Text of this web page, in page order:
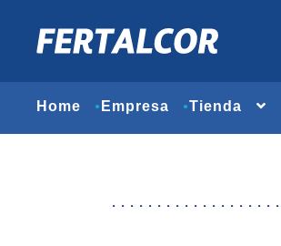
Home Empresa Tienda